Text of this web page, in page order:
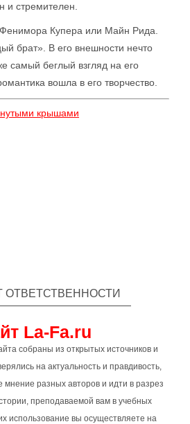
и стремителен.
Купера или Майн Рида.
брат». В его внешности нечто
самый беглый взгляд на его
вошла в его творчество.
крышами
ОТВЕТСТВЕННОСТИ
La-Fa.ru
собраны из открытых источников и
на актуальность и правдивость,
мнение разных авторов и идти в разрез
преподаваемой вам в учебных
использование вы осуществляете на